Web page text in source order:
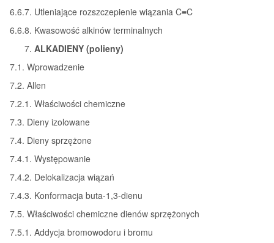
6.6.7. Utleniające rozszczepienie wiązania C≡C
6.6.8. Kwasowość alkinów terminalnych
ALKADIENY (polieny)
7.1. Wprowadzenie
7.2. Allen
7.2.1. Właściwości chemiczne
7.3. Dieny izolowane
7.4. Dieny sprzężone
7.4.1. Występowanie
7.4.2. Delokalizacja wiązań
7.4.3. Konformacja buta-1,3-dienu
7.5. Właściwości chemiczne dienów sprzężonych
7.5.1. Addycja bromowodoru i bromu